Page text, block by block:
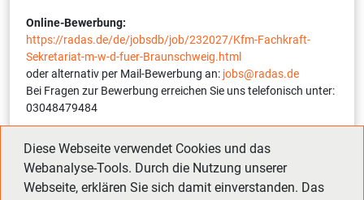
Online-Bewerbung:
https://radas.de/de/jobsdb/job/232027/Kfm-Fachkraft-
Sekretariat-m-w-d-fuer-Braunschweig.html
oder alternativ per Mail-Bewerbung an: jobs@radas.de
Bei Fragen zur Bewerbung erreichen Sie uns telefonisch unter:
03048479484
Bewerbung angeben)
Diese Webseite verwendet Cookies und das
Webanalyse-Tools. Durch die Nutzung unserer
Webseite, erklären Sie sich damit einverstanden. Das